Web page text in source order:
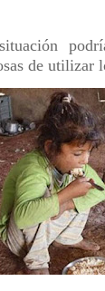
de utilizar